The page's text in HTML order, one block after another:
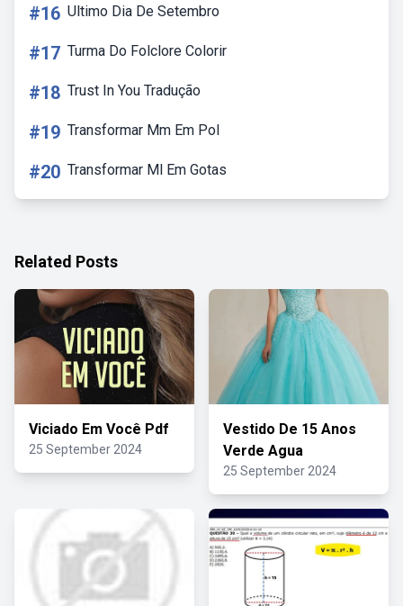
#16 Ultimo Dia De Setembro
#17 Turma Do Folclore Colorir
#18 Trust In You Tradução
#19 Transformar Mm Em Pol
#20 Transformar Ml Em Gotas
Related Posts
Viciado Em Você Pdf
25 September 2024
Vestido De 15 Anos
Verde Agua
25 September 2024